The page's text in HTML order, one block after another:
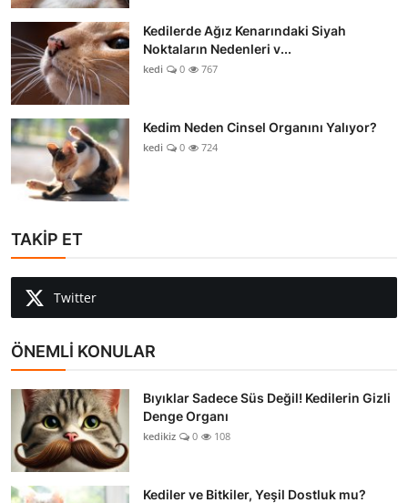
Kedilerde Ağız Kenarındaki Siyah
Noktaların Nedenleri v...
kedi 0 767
Kedim Neden Cinsel Organını Yalıyor?
kedi 0 724
TAKİP ET
Twitter
ÖNEMLİ KONULAR
Bıyıklar Sadece Süs Değil! Kedilerin Gizli
Denge Organı
kedikiz 0 108
Kediler ve Bitkiler, Yeşil Dostluk mu?